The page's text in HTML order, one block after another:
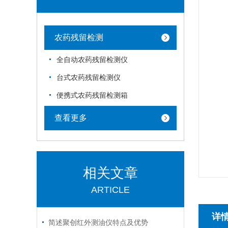
农药残留检测
全自动农药残留检测仪
台式农药残留检测仪
便携式农药残留检测箱
查看更多
相关文章
ARTICLE
简述聚创红外测油仪特点及优势
详